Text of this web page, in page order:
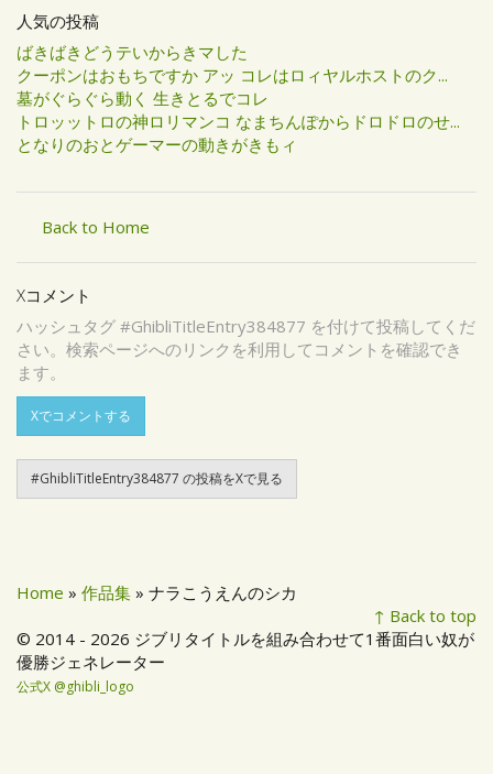
人気の投稿
ばきばきどうテいからきマした
クーポンはおもちですか アッ コレはロィヤルホストのク...
墓がぐらぐら動く 生きとるでコレ
トロッットロの神ロリマンコ なまちんぽからドロドロのせ...
となりのおとゲーマーの動きがきもィ
Back to Home
Xコメント
ハッシュタグ #GhibliTitleEntry384877 を付けて投稿してくだ
さい。検索ページへのリンクを利用してコメントを確認でき
ます。
Xでコメントする
#GhibliTitleEntry384877 の投稿をXで見る
Home » 作品集 » ナラこうえんのシカ
↑ Back to top
© 2014 - 2026 ジブリタイトルを組み合わせて1番面白い奴が
優勝ジェネレーター
公式X @ghibli_logo